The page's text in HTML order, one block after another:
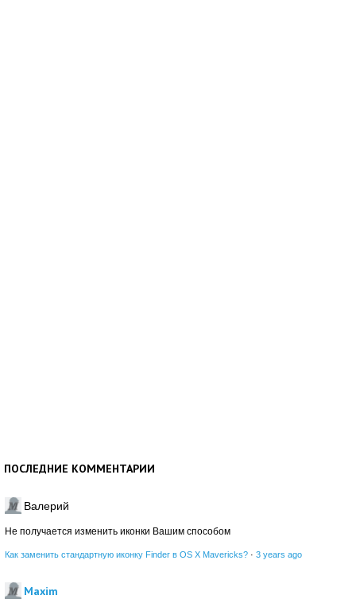
ПОСЛЕДНИЕ КОММЕНТАРИИ
Валерий
Не получается изменить иконки Вашим способом
Как заменить стандартную иконку Finder в OS X Mavericks? · 3 years ago
Maxim